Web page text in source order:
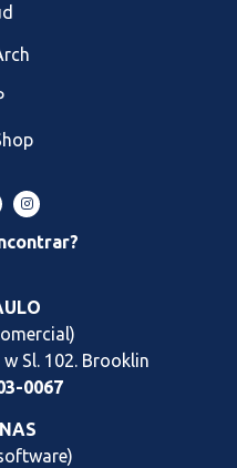
Sl. 102. Brooklin
0067